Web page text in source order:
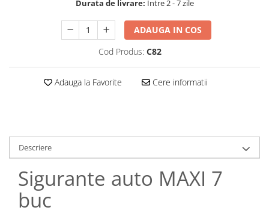
Durata de livrare: Intre 2 - 7 zile
ADAUGA IN COS
Cod Produs: C82
Adauga la Favorite Cere informatii
Descriere
Sigurante auto MAXI 7
buc